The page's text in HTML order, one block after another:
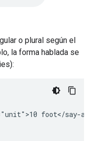
o plural según el
la forma hablada se
foot</say-